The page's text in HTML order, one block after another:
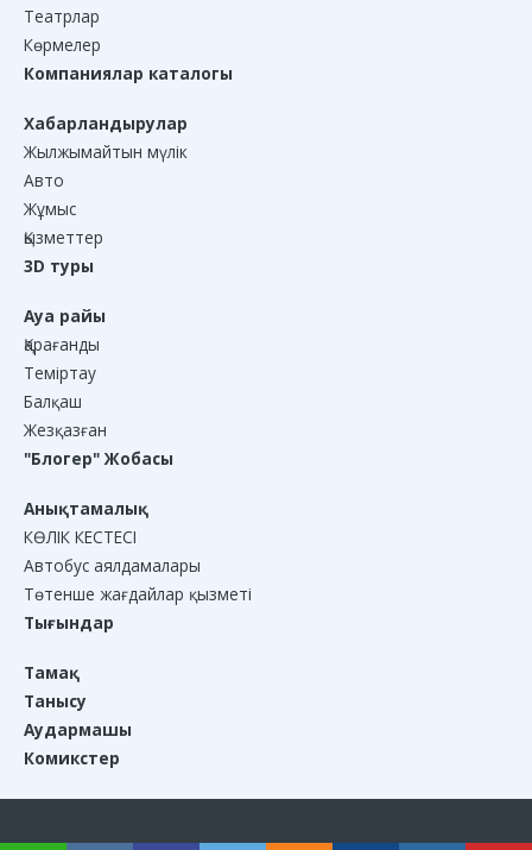
Театрлар
Көрмелер
Компаниялар каталогы
Хабарландырулар
Жылжымайтын мүлік
Авто
Жұмыс
Қызметтер
3D туры
Ауа райы
Қарағанды
Теміртау
Балқаш
Жезқазған
"Блогер" Жобасы
Анықтамалық
КӨЛІК КЕСТЕСІ
Автобус аялдамалары
Төтенше жағдайлар қызметі
Тығындар
Тамақ
Танысу
Аудармашы
Комикстер